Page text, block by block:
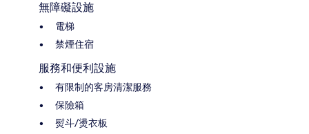
無障礙設施
電梯
禁煙住宿
服務和便利設施
有限制的客房清潔服務
保險箱
熨斗/燙衣板